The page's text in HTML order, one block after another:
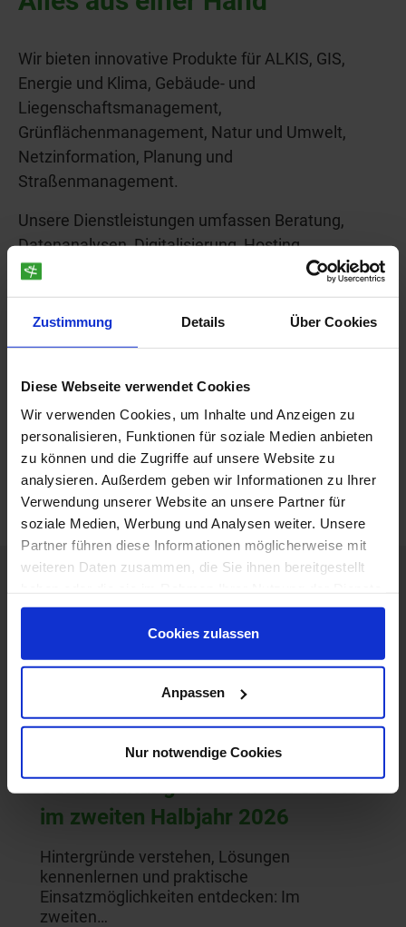
Zustimmung Details Über Cookies
Diese Webseite verwendet Cookies
Wir verwenden Cookies, um Inhalte und Anzeigen zu
personalisieren, Funktionen für soziale Medien anbieten
zu können und die Zugriffe auf unsere Website zu
analysieren. Außerdem geben wir Informationen zu Ihrer
Verwendung unserer Website an unsere Partner für
soziale Medien, Werbung und Analysen weiter. Unsere
Partner führen diese Informationen möglicherweise mit
weiteren Daten zusammen, die Sie ihnen bereitgestellt
gesammelt haben.
Cookies zulassen
Anpassen
Nur notwendige Cookies
Wir bieten innovative Produkte für ALKIS, GIS,
Energie und Klima, Gebäude- und
Liegenschaftsmanagement,
Grünflächenmanagement, Natur und Umwelt,
Netzinformation, Planung und
Straßenmanagement.
Unsere Dienstleistungen umfassen Beratung,
Datenanalysen, Digitalisierung, Hosting,
Schulungen, Netzwerkdienstleistungen,
Installation, Wartung und Support.
Unser Anspruch: Alles aus einer Hand, um
Lassen Sie uns gemeinsam Ihre Projekte
voranbringen!
→ alle News anzeigen
05.08.2026
XPlanung live erleben –
Veranstaltungen von IP SYSCON
im zweiten Halbjahr 2026
Hintergründe verstehen, Lösungen
kennenlernen und praktische
Einsatzmöglichkeiten entdecken: Im
zweiten…